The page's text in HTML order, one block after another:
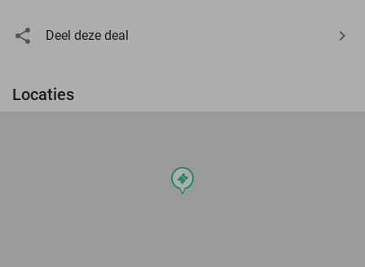
Deel deze deal
Locaties
events